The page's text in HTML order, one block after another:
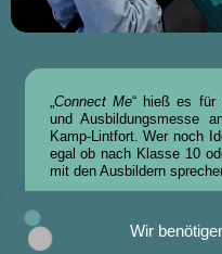
Wir
Connect Me“ hieß es für
und Ausbildungsmesse
Kamp-Lintfort. Wer noch
egal ob nach Klasse 10
mit den Ausbildern